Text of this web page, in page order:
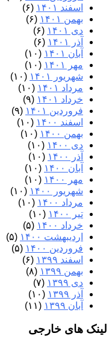
اسفند ۱۴۰۱
(۶)
بهمن ۱۴۰۱
(۶)
دی ۱۴۰۱
(۶)
آذر ۱۴۰۱
(۶)
آبان ۱۴۰۱
(۱۰)
مهر ۱۴۰۱
(۱۰)
شهریور ۱۴۰۱
(۱۰)
مرداد ۱۴۰۱
(۱۰)
خرداد ۱۴۰۱
(۹)
فروردین ۱۴۰۱
(۹)
اسفند ۱۴۰۰
(۱۰)
بهمن ۱۴۰۰
(۱۰)
دی ۱۴۰۰
(۱۰)
آذر ۱۴۰۰
(۱۰)
آبان ۱۴۰۰
(۱۰)
مهر ۱۴۰۰
(۱۰)
شهریور ۱۴۰۰
(۱۰)
مرداد ۱۴۰۰
(۱۰)
تیر ۱۴۰۰
(۱۰)
خرداد ۱۴۰۰
(۵)
اردیبهشت ۱۴۰۰
(۵)
فروردین ۱۴۰۰
(۵)
اسفند ۱۳۹۹
(۶)
بهمن ۱۳۹۹
(۸)
دی ۱۳۹۹
(۷)
آذر ۱۳۹۹
(۱۰)
آبان ۱۳۹۹
(۱۱)
لینک های خارجی